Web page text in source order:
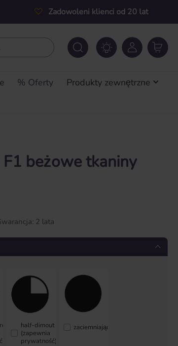
Zadowoleni klienci od 20 lat
% Oferty
Produkty zewnętrzne
beżowe tkaniny
2 lata
half-dimout
(zapewnia
prywatność)
zaciemniający